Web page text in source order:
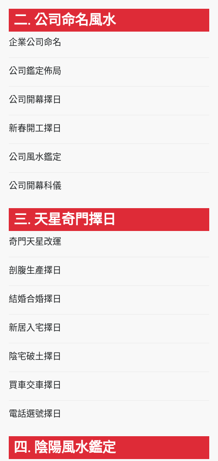
二. 公司命名風水
企業公司命名
公司鑑定佈局
公司開幕擇日
新春開工擇日
公司風水鑑定
公司開幕科儀
三. 天星奇門擇日
奇門天星改運
剖腹生產擇日
結婚合婚擇日
新居入宅擇日
陰宅破土擇日
買車交車擇日
電話選號擇日
四. 陰陽風水鑑定